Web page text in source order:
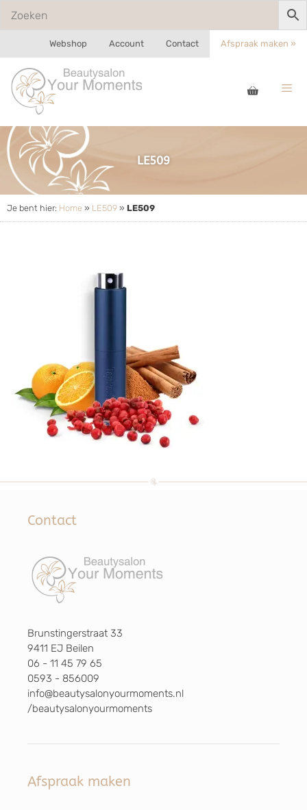
Webshop Account Contact Afspraak maken »
LE509
Je bent hier: Home » LE509 » LE509
Contact
Brunstingerstraat 33
9411 EJ Beilen
06 - 11 45 79 65
0593 - 856009
info@beautysalonyourmoments.nl
/beautysalonyourmoments
Afspraak maken